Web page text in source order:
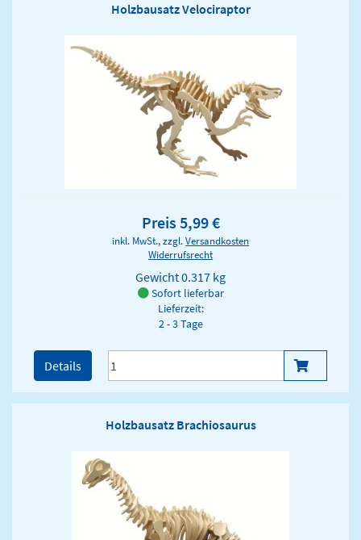
Holzbausatz Velociraptor
Preis 5,99 €
inkl. MwSt., zzgl.Versandkosten
Widerrufsrecht
Gewicht0.317 kg
Sofort lieferbar
Lieferzeit:
2 - 3 Tage
Details
Holzbausatz Brachiosaurus